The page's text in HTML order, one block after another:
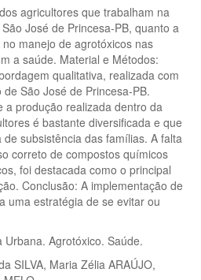
agricultores que trabalham na
José de Princesa-PB, quanto a
manejo de agrotóxicos nas
a saúde. Material e Métodos:
qualitativa, realizada com
São José de Princesa-PB.
a produção realizada dentro da
é bastante diversificada e que
subsistência das famílias. A falta
correto de compostos químicos
foi destacada como o principal
Conclusão: A implementação de
uma estratégia de se evitar ou
Urbana. Agrotóxico. Saúde.
SILVA, Maria Zélia ARAÚJO,